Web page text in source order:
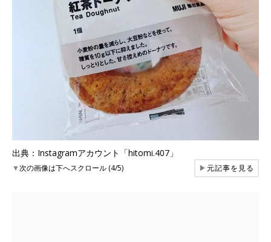
出典：Instagramアカウント「hitomi.407」
▼次の画像は下へスクロール (4/5) ▶元記事を見る